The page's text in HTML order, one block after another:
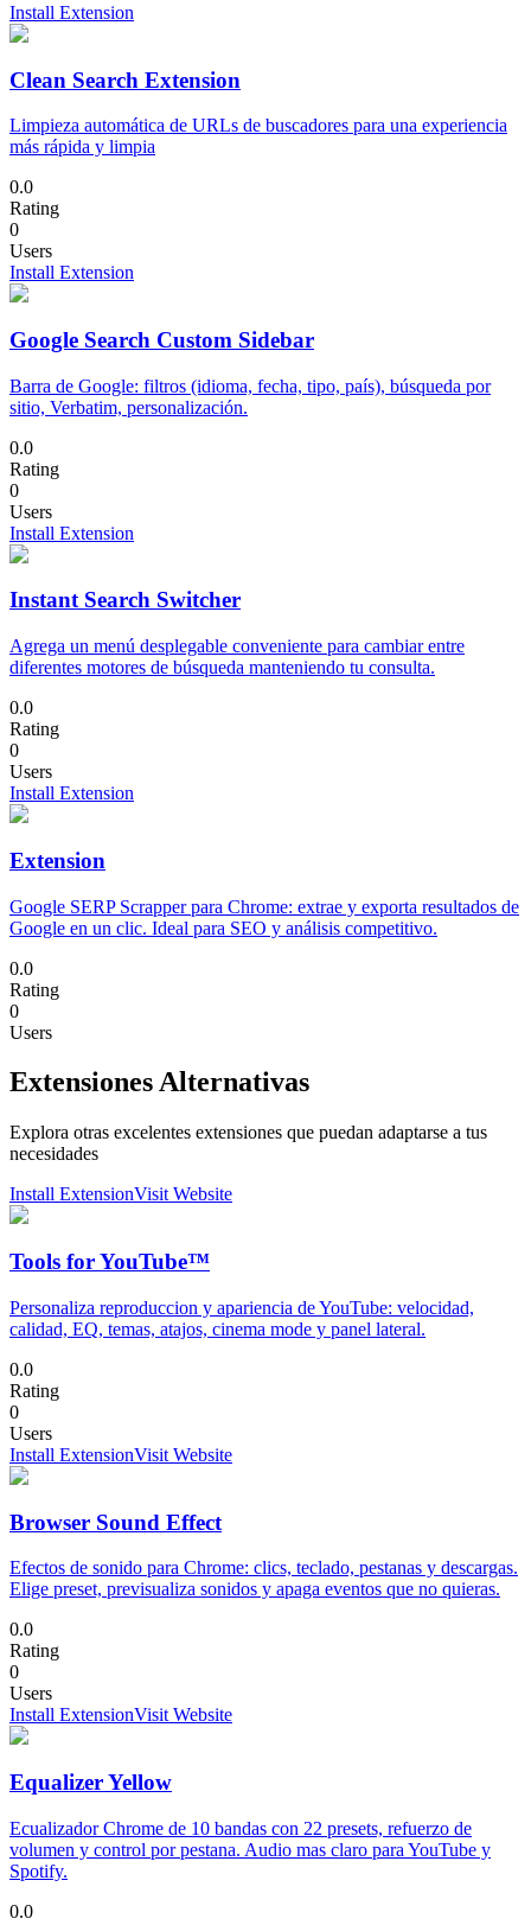
Install Extension
Clean Search Extension
Limpieza automática de URLs de buscadores para una experiencia
más rápida y limpia
0.0
Rating
0
Users
Install Extension
Google Search Custom Sidebar
Barra de Google: filtros (idioma, fecha, tipo, país), búsqueda por
sitio, Verbatim, personalización.
0.0
Rating
0
Users
Install Extension
Instant Search Switcher
Agrega un menú desplegable conveniente para cambiar entre
diferentes motores de búsqueda manteniendo tu consulta.
0.0
Rating
0
Users
Install Extension
Extension
Google SERP Scrapper para Chrome: extrae y exporta resultados de
Google en un clic. Ideal para SEO y análisis competitivo.
0.0
Rating
0
Users
Extensiones Alternativas
Explora otras excelentes extensiones que puedan adaptarse a tus
necesidades
Install ExtensionVisit Website
Tools for YouTube™
Personaliza reproduccion y apariencia de YouTube: velocidad,
calidad, EQ, temas, atajos, cinema mode y panel lateral.
0.0
Rating
0
Users
Install ExtensionVisit Website
Browser Sound Effect
Efectos de sonido para Chrome: clics, teclado, pestanas y descargas.
Elige preset, previsualiza sonidos y apaga eventos que no quieras.
0.0
Rating
0
Users
Install ExtensionVisit Website
Equalizer Yellow
Ecualizador Chrome de 10 bandas con 22 presets, refuerzo de
volumen y control por pestana. Audio mas claro para YouTube y
Spotify.
0.0